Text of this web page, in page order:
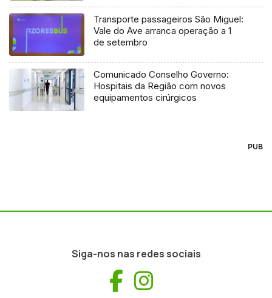
Transporte passageiros São Miguel:
Vale do Ave arranca operação a 1
de setembro
Comunicado Conselho Governo:
Hospitais da Região com novos
equipamentos cirúrgicos
PUB
Siga-nos nas redes sociais
Facebook